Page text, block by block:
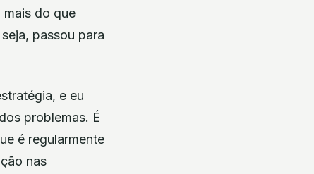
mais do que
passou para
e eu
problemas. É
é regularmente
nas